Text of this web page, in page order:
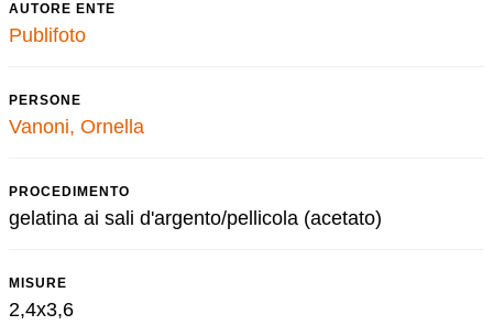
AUTORE ENTE
Publifoto
PERSONE
Vanoni, Ornella
PROCEDIMENTO
gelatina ai sali d'argento/pellicola (acetato)
MISURE
2,4x3,6